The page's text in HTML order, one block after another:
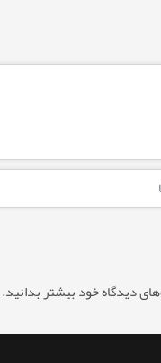
دیدگاه خود بیشتر بدانید.